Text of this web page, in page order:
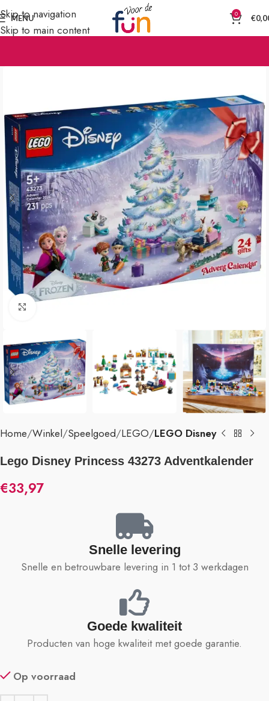
Skip to navigation
Skip to main content
MENU 0 €
Home Winkel Speelgoed LEGO LEGO Disney
Lego Disney Princess 43273 Adventkalender
€33,97
Snelle levering
Snelle en betrouwbare levering in 1 tot 3 werkdagen
Goede kwaliteit
Producten van hoge kwaliteit met goede garantie.
Op voorraad